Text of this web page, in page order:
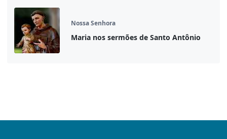
Nossa Senhora
Maria nos sermões de Santo Antônio